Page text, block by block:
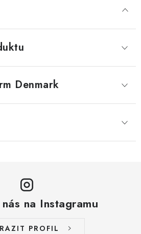
Denmark
na Instagramu
PROFIL